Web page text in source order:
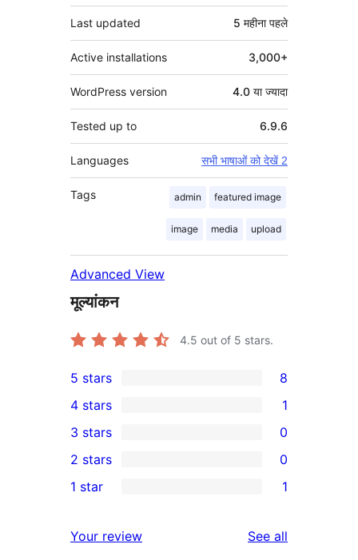
Last updated 5 महीनापहले
Active installations 3,000+
WordPress version 4.0 या ज्यादा
Tested up to 6.9.6
Languages सभी भाषाओं को देखें 2
Tags admin featured image
image media upload
Advanced View
मूल्यांकन
4.5 out of 5 stars.
8
5-
star
reviews
5 stars 8
4-
star
review
4 stars 1
0
3-
star
3 stars 0
2-
reviews
2 stars 0
star
1 star 1
Your review See all